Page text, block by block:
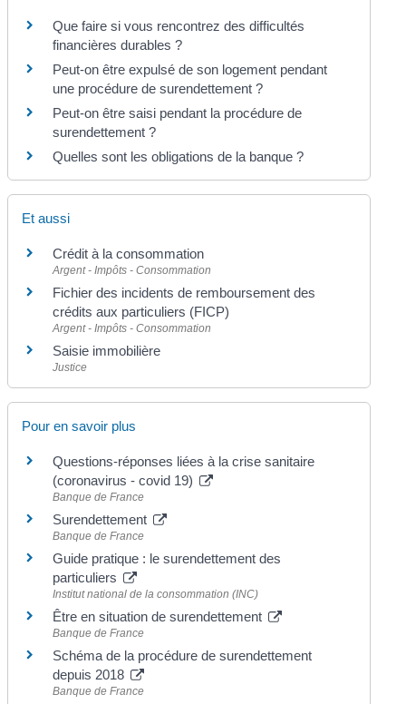
Que faire si vous rencontrez des difficultés
financières durables ?
Peut-on être expulsé de son logement pendant
une procédure de surendettement ?
Peut-on être saisi pendant la procédure de
surendettement ?
Quelles sont les obligations de la banque ?
Et aussi
Crédit à la consommation
Argent - Impôts - Consommation
Fichier des incidents de remboursement des
crédits aux particuliers (FICP)
Argent - Impôts - Consommation
Saisie immobilière
Justice
Pour en savoir plus
Questions-réponses liées à la crise sanitaire
(coronavirus - covid 19)
Banque de France
Surendettement
Banque de France
Guide pratique : le surendettement des
particuliers
Institut national de la consommation (INC)
Être en situation de surendettement
Banque de France
Schéma de la procédure de surendettement
depuis 2018
Banque de France